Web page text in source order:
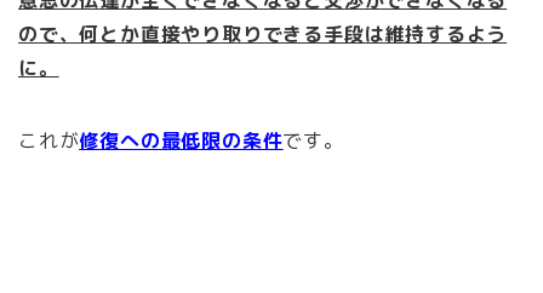
ので、何とか直接やり取りできる手段は維持するよう
に。
これが修復への最低限の条件です。